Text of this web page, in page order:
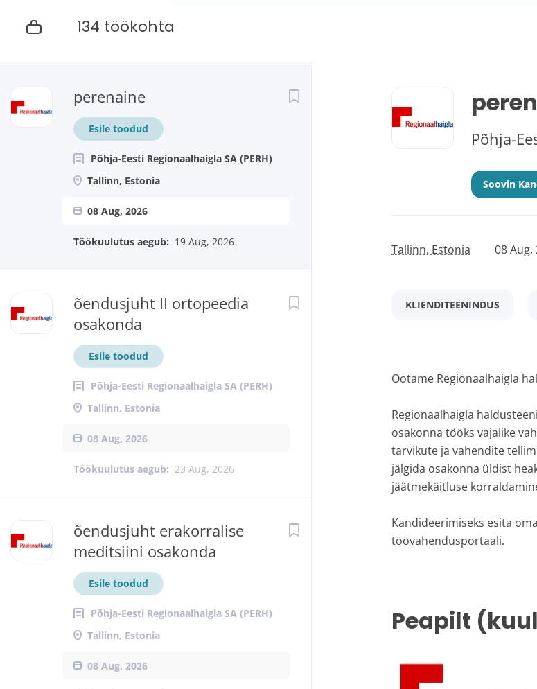
134 töökohta
perenaine
Esile toodud
Põhja-Eesti Regionaalhaigla SA (PERH)
Tallinn, Estonia
08 Aug, 2026
Töökuulutus aegub: 19 Aug, 2026
õendusjuht II ortopeedia
osakonda
Esile toodud
Põhja-Eesti Regionaalhaigla SA (PERH)
Tallinn, Estonia
08 Aug, 2026
Töökuulutus aegub: 23 Aug, 2026
õendusjuht erakorralise
meditsiini osakonda
Esile toodud
Põhja-Eesti Regionaalhaigla SA (PERH)
Tallinn, Estonia
08 Aug, 2026
job
list
Põhja-
Soovin
Tallinn, Estonia 08 Aug,
KLIENDITEENINDUS
Ootame Regionaalhaigla
Regionaalhaigla
osakonna tööks vajalike
tarvikute ja vahendite
jälgida osakonna üldist
jäätmekäitluse
Kandideerimiseks esita
töövahendusportaali.
Peapilt